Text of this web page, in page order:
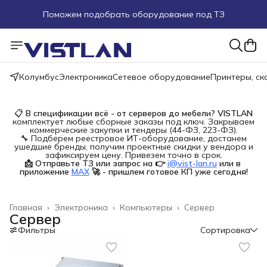
Поможем подобрать оборудование под ТЗ
Пуско-наладочные работы
Пришлите запрос на e-mail или в чат
КолумбусЭлектроникаСетевое оборудованиеПринтеры,
📋 В спецификации всё - от серверов до мебели? VISTLAN
комплектует любые сборные заказы под ключ. Закрываем
коммерческие закупки и тендеры (44-ФЗ, 223-ФЗ).
🔧 Подберем реестровое ИТ-оборудование, достанем
ушедшие бренды, получим проектные скидки у вендора и
зафиксируем цену. Привезем точно в срок.
📩 Отправьте ТЗ или запрос на 👉 i@vist-lan.ru или в
приложение MAX 🚀 - пришлем готовое КП уже сегодня!
Сервер
Компьютеры ›
Электроника ›
Главная ›
Сервер
Фильтры Сортировка